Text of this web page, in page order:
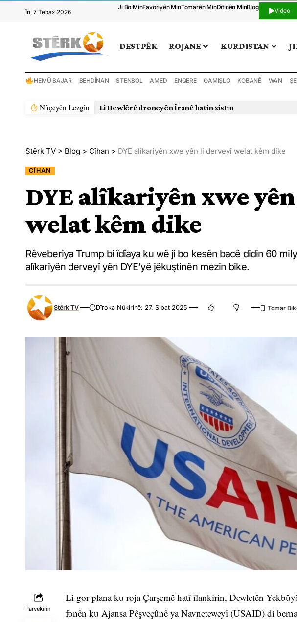
În, 7 Tebax 2026
Ji Bo MinFavoriyên MinTomarên MinDîtinên MinBlog Video
DESTPÊK ROJANE KURDISTAN
HEMÛ BAJAR BEHDÎNAN STENBOL AMED ENQERE QAMIŞLO KOBANÊ WAN
Nûçeyên Lezgîn Li Hewlêrê droneyên Îranê hatin xistin
Stêrk TV > Blog > Cîhan > DYE alîkariyên xwe yên li derveyî welat kêm dike
CÎHAN
DYE alîkariyên xwe
welat kêm dike
Rêveberiya Trump bi îdîaya ku wê ji bo kesên bacê didin 60
alîkariyên derveyî yên DYE'yê jêkuştinên mezin bike.
Stêrk TV Dîroka Nûkirinê: 27. Sibat 2025
Parvekirin
Li gor plana ku roja Çarşemê hatî îlankirin, Dewletên
fonên ku Ajansa Pêşveçûnê ya Navneteweyî (USAID) di